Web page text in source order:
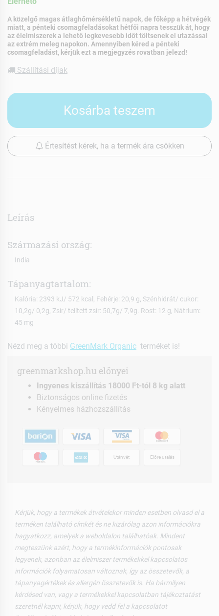
A közelgő magas átlaghőmérsékletű napok, de főképp a hétvégék
miatt, a pénteki csomagfeladásokat hétfői napra tesszük át, hogy
az élelmiszerek a lehető legkevesebb időt töltsenek el utazással
az extrém meleg napokon. Amennyiben kéred a pénteki
csomagfeladást, kérjük ezt a megjegyzés rovatban jelezd!
Szállítási díjak
Kosárba teszem
Értesítést kérek, ha a termék ára csökken
Leírás
Származási ország:
India
Tápanyagtartalom:
Kalória: 2393 kJ/ 572 kcal, Fehérje: 20,9 g, Szénhidrát/ cukor:
10,2g/ 0,2g, Zsír/ telített zsír: 50,7g/ 7,9g. Rost: 12 g, Nátrium:
45 mg
Nézd meg a többi GreenMark Organic terméket is!
greenmarkshop.hu előnyei
Ingyenes kiszállítás 18000 Ft-tól 8 kg alatt
Biztonságos online fizetés
Kényelmes házhozszállítás
Utánvét Előre utalás
Kérjük, hogy a termékek átvételekor minden esetben olvasd el a
terméken található címkét és ne kizárólag azon információkra
hagyatkozz, amelyek a weboldalon találhatóak. Mindent
megteszünk azért, hogy a termékinformációk pontosak
legyenek, azonban az élelmiszer termékekkel kapcsolatos
információk folyamatosan változnak, így az összetevők, a
tápanyagértékek és allergén összetevők is. Ha bármilyen
kérdésed van, vagy a termékekkel kapcsolatban tájékoztatást
szeretnél kapni, kérjük, hogy vedd fel a kapcsolatot